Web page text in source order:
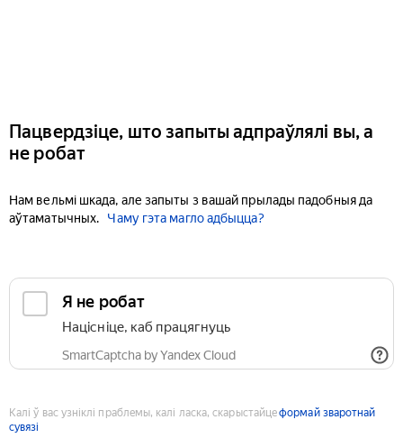
Пацвердзіце, што запыты адпраўлялі вы, а
не робат
Нам вельмі шкада, але запыты з вашай прылады падобныя да
аўтаматычных.
Чаму гэта магло адбыцца?
Я не робат
Націсніце, каб працягнуць
SmartCaptcha by Yandex Cloud
Калі ў вас узніклі праблемы, калі ласка, скарыстайцеформай зваротнай
сувязі